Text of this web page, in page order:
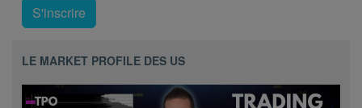
S'inscrire
LE MARKET PROFILE DES US